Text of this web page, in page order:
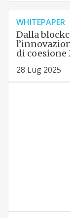
WHITEPAPER
Dalla
di coesione
28 Lug 2025